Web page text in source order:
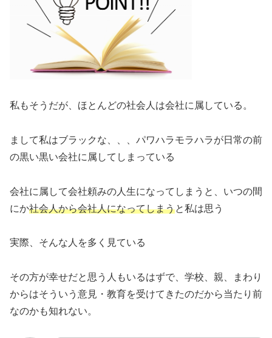
私もそうだが、ほとんどの社会人は会社に属している。
まして私はブラックな、、、パワハラモラハラが日常の前
の黒い黒い会社に属してしまっている
会社に属して会社頼みの人生になってしまうと、いつの間
にか社会人から会社人になってしまうと私は思う
実際、そんな人を多く見ている
その方が幸せだと思う人もいるはずで、学校、親、まわり
からはそういう意見・教育を受けてきたのだから当たり前
なのかも知れない。